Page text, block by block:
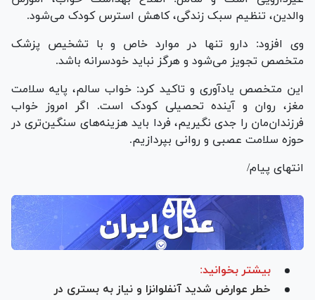
والدین، تنظیم سبک زندگی، کاهش استرس کودک می‌شود.
وی افزود: دارو تنها در موارد خاص و با تشخیص پزشک
متخصص تجویز می‌شود و هرگز نباید خودسرانه باشد.
این متخصص یادآوری و تاکید کرد: خواب سالم، پایه سلامت
مغز، روان و آینده تحصیلی کودک است. اگر امروز خواب
فرزندان‌مان را جدی نگیریم، فردا باید هزینه‌های سنگین‌تری در
حوزه سلامت عصبی و روانی بپردازیم.
انتهای پیام/
بیشتر بخوانید:
خطر عوارض شدید آنفلوانزا و نیاز به بستری در